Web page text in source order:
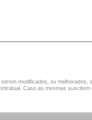
modificados, ou melhorados,
Caso as mesmas